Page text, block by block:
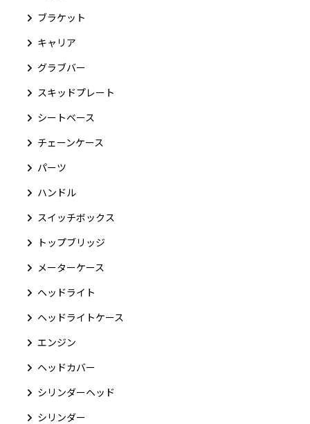
ブラケット
キャリア
グラブバー
スキッドプレート
シートベース
チェーンケース
パーツ
ハンドル
スイッチボックス
トップブリッジ
メーターケース
ヘッドライト
ヘッドライトケース
エンジン
ヘッドカバー
シリンダーヘッド
シリンダー